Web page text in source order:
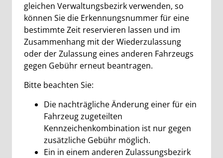
gleichen Verwaltungsbezirk verwenden, so
können Sie die Erkennungsnummer für eine
bestimmte Zeit reservieren lassen und im
Zusammenhang mit der Wiederzulassung
oder der Zulassung eines anderen Fahrzeugs
gegen Gebühr erneut beantragen.
Bitte beachten Sie:
Die nachträgliche Änderung einer für ein
Fahrzeug zugeteilten
Kennzeichenkombination ist nur gegen
zusätzliche Gebühr möglich.
Ein in einem anderen Zulassungsbezirk